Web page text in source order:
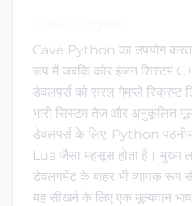
Cave Python का उपयोग
रूप में जबकि कोर इंजन सिस्टम
डेवलपर्स को सरल गेमप्ले स्क्रिप्ट
भारी सिस्टम तेज़ और अनुकूलित
डेवलपर्स के लिए, Python
Lua जैसा महसूस होता है। मुख्य
डेवलपमेंट के बाहर भी व्यापक रूप
यह सीखने के लिए एक मूल्यवान